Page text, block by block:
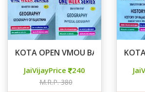
KOTA OPEN VMOU BA One Week
JaiVijayPrice 240
M.R.P. 380